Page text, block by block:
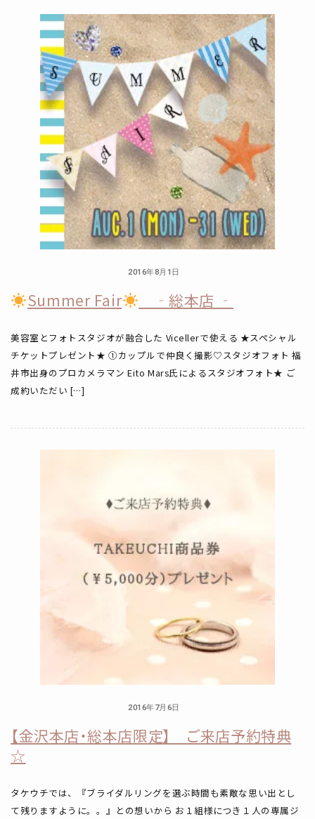
2016年8月1日
Summer Fair ‐総本店 ‐
美容室とフォトスタジオが融合した Vicellerで使える ★スペシャル
チケットプレゼント★ ①カップルで仲良く撮影♡スタジオフォト 福
井市出身のプロカメラマン Eito Mars氏によるスタジオフォト★ ご
成約いただい […]
2016年7月6日
【金沢本店・総本店限定】 ご来店予約特典
☆
タケウチでは、『ブライダルリングを選ぶ時間も素敵な思い出とし
て残りますように。。』との想いから お１組様につき１人の専属ジ